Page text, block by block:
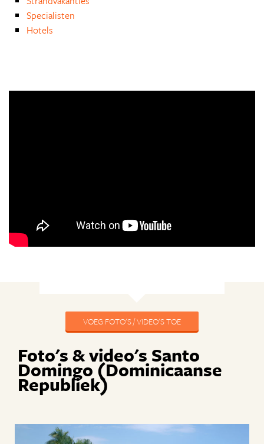
Specialisten
Hotels
VOEG FOTO'S / VIDEO'S TOE
Foto's & video's Santo
Domingo (Dominicaanse
Republiek)